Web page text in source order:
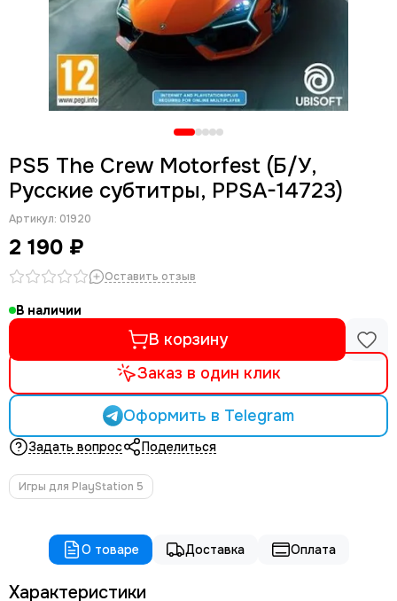
PS5 The Crew Motorfest (Б/У,
Русские субтитры, PPSA-14723)
Артикул: 01920
2 190 ₽
Оставить отзыв
В наличии
В корзину
Заказ в один клик
Оформить в Telegram
Задать вопрос Поделиться
Игры для PlayStation 5
О товаре Доставка Оплата
Характеристики